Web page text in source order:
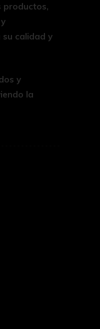
productos,
calidad y
y
la